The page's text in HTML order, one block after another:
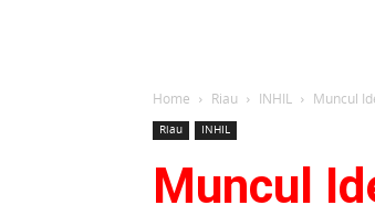
Home Riau INHIL Muncul
Riau INHIL
Muncul